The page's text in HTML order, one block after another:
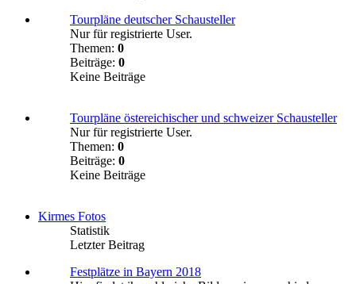
Tourpläne deutscher Schausteller
Nur für registrierte User.
Themen: 0
Beiträge: 0
Keine Beiträge
Tourpläne östereichischer und schweizer Schausteller
Nur für registrierte User.
Themen: 0
Beiträge: 0
Keine Beiträge
Kirmes Fotos
Statistik
Letzter Beitrag
Festplätze in Bayern 2018